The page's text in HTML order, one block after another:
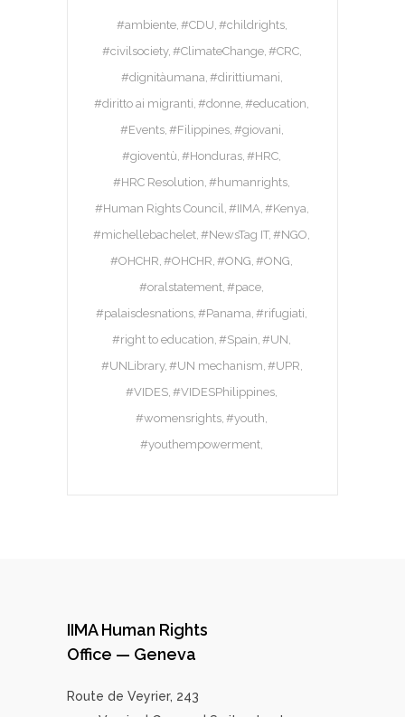
#ambiente #CDU #childrights
#civilsociety #ClimateChange #CRC
#dignitàumana #dirittiumani
#diritto ai migranti #donne #education
#Events #Filippines #giovani
#gioventù #Honduras #HRC
#HRC Resolution #humanrights
#Human Rights Council #IIMA #Kenya
#michellebachelet #NewsTag IT #NGO
#OHCHR #OHCHR #ONG #ONG
#oralstatement #pace
#palaisdesnations #Panama #rifugiati
#right to education #Spain #UN
#UNLibrary #UN mechanism #UPR
#VIDES #VIDESPhilippines
#womensrights #youth
#youthempowerment
IIMA Human Rights
Office — Geneva
Route de Veyrier, 243